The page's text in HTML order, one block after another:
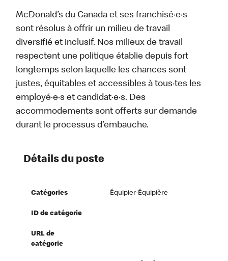
McDonald’s du Canada et ses franchisé·e·s
sont résolus à offrir un milieu de travail
diversifié et inclusif. Nos milieux de travail
respectent une politique établie depuis fort
longtemps selon laquelle les chances sont
justes, équitables et accessibles à tous·tes les
employé·e·s et candidat·e·s. Des
accommodements sont offerts sur demande
durant le processus d’embauche.
Détails du poste
Catégories Équipier-Équipière
ID de catégorie
URL de
catégorie